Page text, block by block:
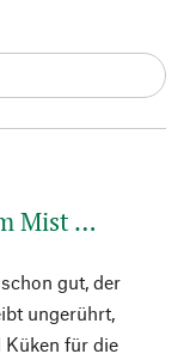
Mist …
gut, der
ungerührt,
für die